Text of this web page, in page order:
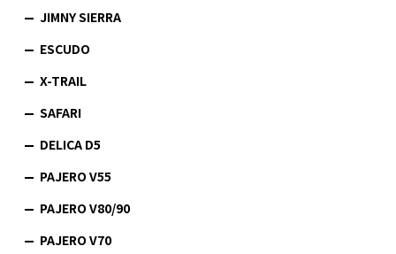
JIMNY SIERRA
ESCUDO
X-TRAIL
SAFARI
DELICA D5
PAJERO V55
PAJERO V80/90
PAJERO V70